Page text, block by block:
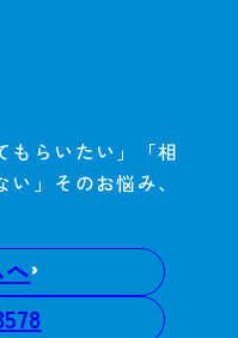
もらいたい」「相
」そのお悩み、